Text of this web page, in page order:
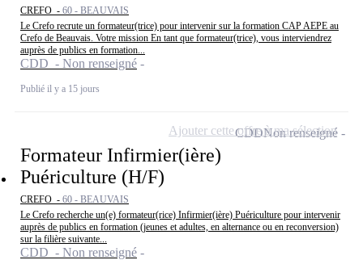
CREFO - 60 - BEAUVAIS
Le Crefo recrute un formateur(trice) pour intervenir sur la formation CAP AEPE au
Crefo de Beauvais. Votre mission En tant que formateur(trice), vous interviendrez
auprès de publics en formation...
CDD - Non renseigné
Publié il y a 15 jours
Formateur Infirmier(ière)
Puériculture (H/F)
CREFO - 60 - BEAUVAIS
Le Crefo recherche un(e) formateur(rice) Infirmier(ière) Puériculture pour intervenir
auprès de publics en formation (jeunes et adultes, en alternance ou en reconversion)
sur la filière suivante...
CDD - Non renseigné
CDDNon renseigné
Ajouter cette offre à ma sélection